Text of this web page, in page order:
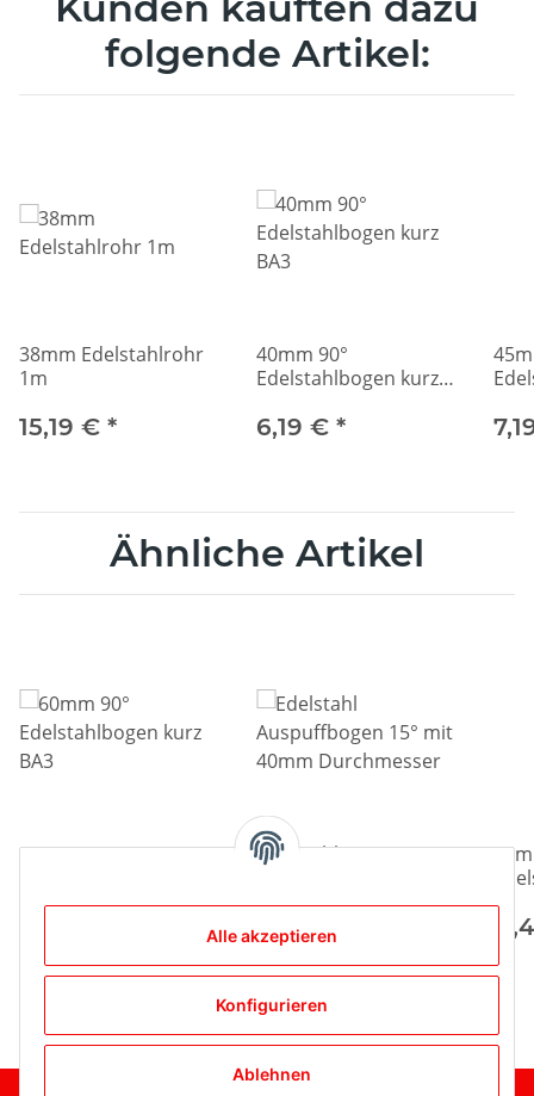
folgende Artikel:
38mm Edelstahlrohr
1m
15,19 € *
40mm 90°
Edelstahlbogen kurz
6,19 € *
Ähnliche Artikel
60mm 90°
BA3
Edelstahl
40mm Durchmesser
14,99 €
BA3
Alle akzeptieren
Konfigurieren
Ablehnen